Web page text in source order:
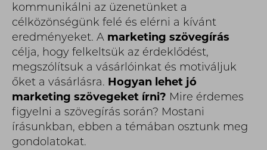
kommunikálni az üzenetünket a
célközönségünk felé és elérni a kívánt
eredményeket. A marketing szövegírás
célja, hogy felkeltsük az érdeklődést,
megszólítsuk a vásárlóinkat és motiváljuk
őket a vásárlásra. Hogyan lehet jó
marketing szövegeket írni? Mire érdemes
figyelni a szövegírás során? Mostani
írásunkban, ebben a témában osztunk meg
gondolatokat.